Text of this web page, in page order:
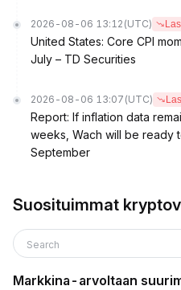
2026-08-06 13:12 (UTC)
United States: Core CPI
July – TD Securities
2026-08-06 13:07 (UTC)
Report: If inflation data
weeks, Wach will be ready
September
Suosituimmat
Search
Markkina-arvoltaan